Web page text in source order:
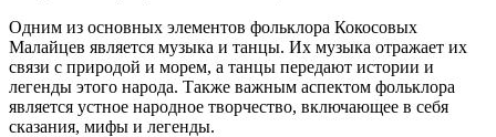
Одним из основных элементов фольклора Кокосовых
Малайцев является музыка и танцы. Их музыка отражает их
связи с природой и морем, а танцы передают истории и
легенды этого народа. Также важным аспектом фольклора
является устное народное творчество, включающее в себя
сказания, мифы и легенды.